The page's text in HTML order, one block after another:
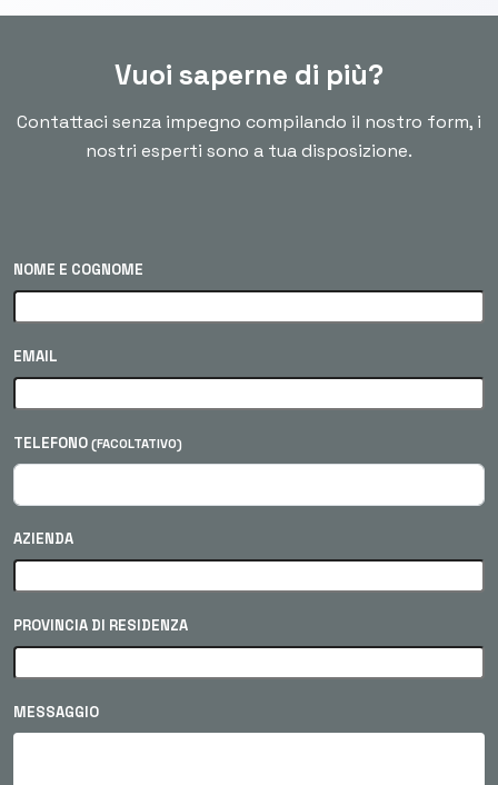
Vuoi saperne di più?
Contattaci senza impegno compilando il nostro form, i
nostri esperti sono a tua disposizione.
NOME E COGNOME
EMAIL
TELEFONO (FACOLTATIVO)
AZIENDA
PROVINCIA DI RESIDENZA
MESSAGGIO